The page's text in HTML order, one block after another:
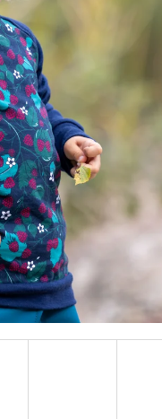
395 Kč